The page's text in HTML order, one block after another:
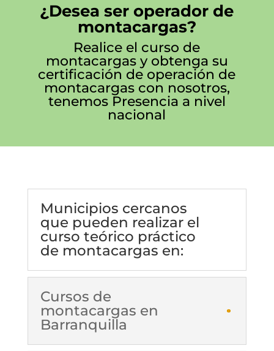
¿Desea ser operador de
montacargas?
Realice el curso de
montacargas y obtenga su
certificación de operación de
montacargas con nosotros,
tenemos Presencia a nivel
nacional
Municipios cercanos
que pueden realizar el
curso teórico práctico
de montacargas en:
Cursos de
montacargas en
Barranquilla